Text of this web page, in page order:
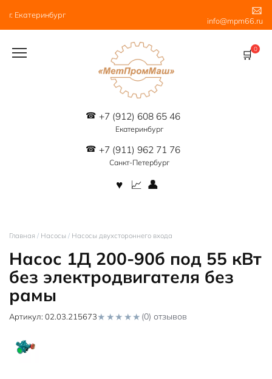
содержанию
г. Екатеринбург
info@mpm66.ru
+7 (912) 608 65 46
Екатеринбург
+7 (911) 962 71 76
Санкт-Петербург
0
Главная / Насосы / Насосы двухстороннего входа
Насос 1Д 200-90б под 55 кВт
без электродвигателя без
рамы
Артикул: 02.03.215673 (0) отзывов